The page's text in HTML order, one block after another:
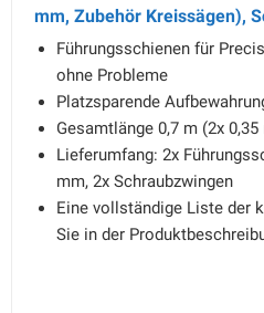
mm, Zubehör Kreissägen),
Führungsschienen für
ohne Probleme
Platzsparende
Gesamtlänge 0,7 m (2x
Lieferumfang: 2x
mm, 2x Schraubzwingen
Eine vollständige Liste der
Sie in der